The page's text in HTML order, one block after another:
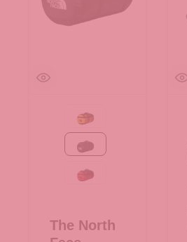
Summit Gold-TNF Black
TNF Black
TNF Red-TNF Black
The North